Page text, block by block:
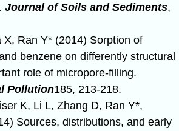
. Journal of Soils and Sediments,
X, Ran Y* (2014) Sorption of
benzene on differently structural
role of micropore-filling.
Pollution185, 213-218.
K, Li L, Zhang D, Ran Y*,
Sources, distributions, and early